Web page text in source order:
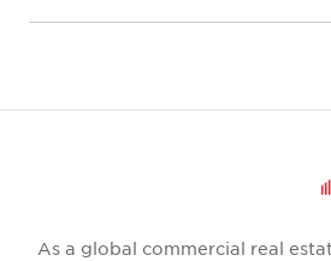
As a global commercial real